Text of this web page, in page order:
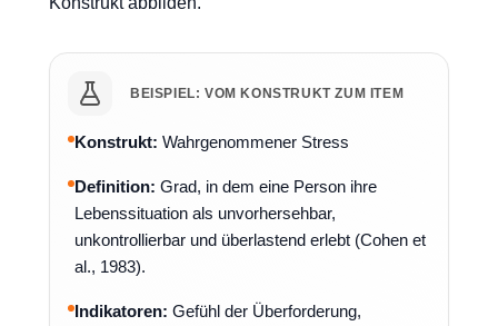
BEISPIEL: VOM KONSTRUKT ZUM ITEM
Konstrukt: Wahrgenommener Stress
Definition: Grad, in dem eine Person ihre
Lebenssituation als unvorhersehbar,
unkontrollierbar und überlastend erlebt (Cohen et
al., 1983).
Indikatoren: Gefühl der Überforderung,